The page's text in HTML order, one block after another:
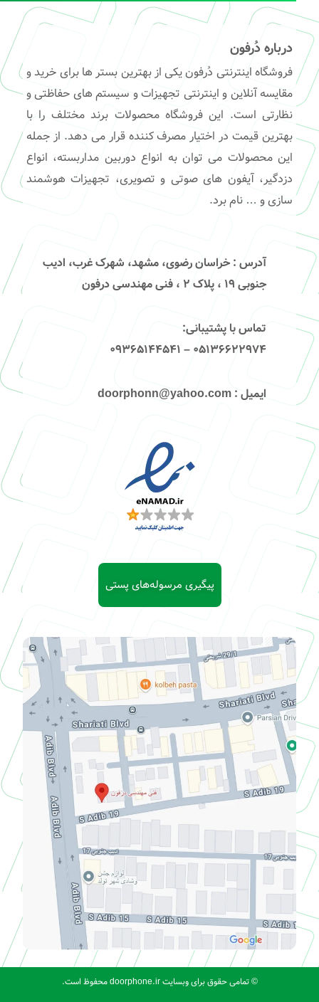
درباره دُرفون
فروشگاه اینترنتی دُرفون یکی از بهترین بستر ها برای خرید و
مقایسه آنلاین و اینترنتی تجهیزات و سیستم های حفاظتی و
نظارتی است. این فروشگاه محصولات برند مختلف را با
بهترین قیمت در اختیار مصرف کننده قرار می دهد. از جمله
این محصولات می توان به انواع دوربین مداربسته، انواع
دزدگیر، آیفون های صوتی و تصویری، تجهیزات هوشمند
سازی و … نام برد.
آدرس : خراسان رضوی، مشهد، شهرک غرب، ادیب
جنوبی ۱۹ ، پلاک ۲ ، فنی مهندسی درفون
تماس با پشتیبانی:
۰۵۱۳۶۶۲۲۹۷۴ – 09365144541
ایمیل : doorphonn@yahoo.com
پیگیری مرسوله‌های پستی
© تمامی حقوق برای وبسایت doorphone.ir محفوظ است.